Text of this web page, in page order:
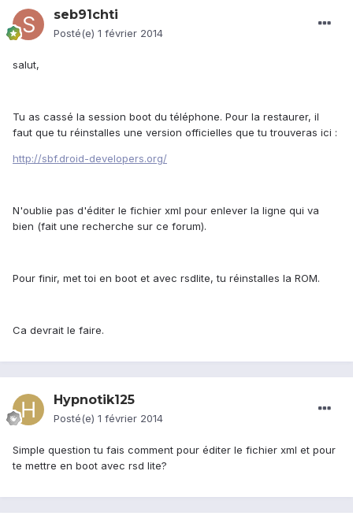
seb91chti
Posté(e) 1 février 2014
salut,
Tu as cassé la session boot du téléphone. Pour la restaurer, il
faut que tu réinstalles une version officielles que tu trouveras ici :
http://sbf.droid-developers.org/
N'oublie pas d'éditer le fichier xml pour enlever la ligne qui va
bien (fait une recherche sur ce forum).
Pour finir, met toi en boot et avec rsdlite, tu réinstalles la ROM.
Ca devrait le faire.
Hypnotik125
Posté(e) 1 février 2014
Simple question tu fais comment pour éditer le fichier xml et pour
te mettre en boot avec rsd lite?